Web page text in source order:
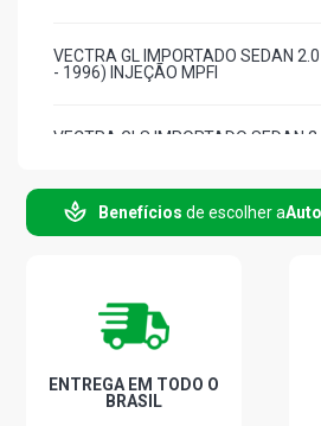
VECTRA GL IMPORTADO SEDAN
- 1996) INJEÇÃO MPFI
VECTRA GLS IMPORTADO SEDAN
ASTRA GL IMPORTADO HATCH 2.0
(1994 - 1996) INJEÇÃO MPFI
Benefícios de escolher a
ENTREGA EM TODO O
BRASIL